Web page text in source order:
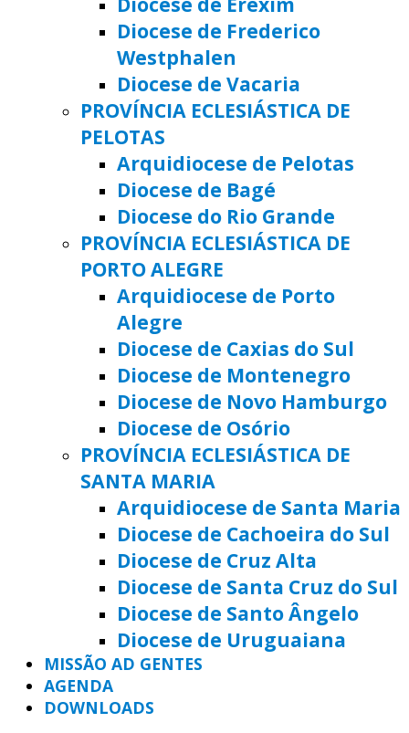
Diocese de Frederico
Westphalen
Diocese de Vacaria
PROVÍNCIA ECLESIÁSTICA DE
PELOTAS
Arquidiocese de Pelotas
Diocese de Bagé
Diocese do Rio Grande
PROVÍNCIA ECLESIÁSTICA DE
PORTO ALEGRE
Arquidiocese de Porto
Alegre
Diocese de Caxias do Sul
Diocese de Montenegro
Diocese de Novo Hamburgo
Diocese de Osório
PROVÍNCIA ECLESIÁSTICA DE
SANTA MARIA
Arquidiocese de Santa Maria
Diocese de Cachoeira do Sul
Diocese de Cruz Alta
Diocese de Santa Cruz do Sul
Diocese de Santo Ângelo
Diocese de Uruguaiana
MISSÃO AD GENTES
AGENDA
DOWNLOADS